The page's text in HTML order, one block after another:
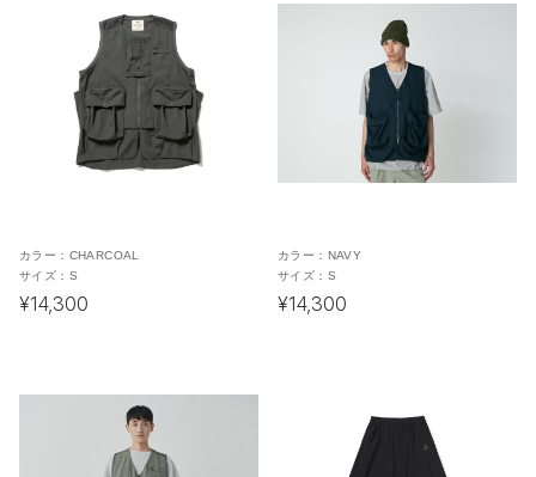
カラー： CHARCOAL
サイズ： S
¥14,300
カラー： NAVY
サイズ： S
¥14,300